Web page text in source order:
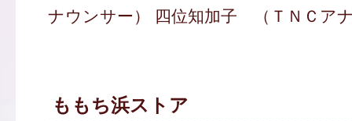
ナウンサー） 四位知加子 （ＴＮＣア
ももち浜ストア